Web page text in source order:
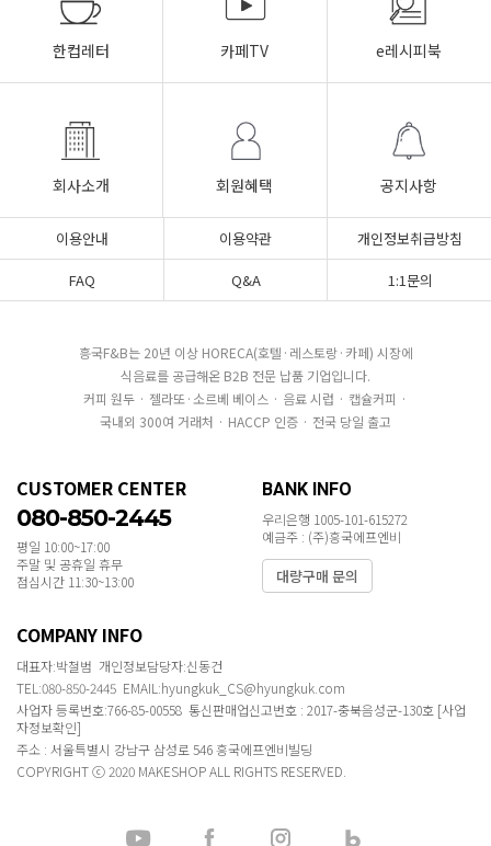
한컵레터 카페TV e레시피북
회사소개 회원혜택 공지사항
이용안내 이용약관
개인정보취급방침
FAQ
Q&A 1:1문의
흥국F&B는 20년 이상 HORECA(호텔·레스토랑·카페) 시장에
식음료를 공급해온 B2B 전문 납품 기업입니다.
커피 원두 · 젤라또·소르베 베이스 · 음료 시럽 · 캡슐커피 ·
국내외 300여 거래처 · HACCP 인증 · 전국 당일 출고
CUSTOMER CENTER
080-850-2445
평일 10:00~17:00
주말 및 공휴일 휴무
점심시간 11:30~13:00
BANK INFO
우리은행 1005-101-615272
예금주 : (주)흥국에프엔비
대량구매 문의
COMPANY INFO
대표자:박철범 개인정보담당자:신동건
TEL:080-850-2445 EMAIL:hyungkuk_CS@hyungkuk.com
사업자 등록번호:766-85-00558 통신판매업신고번호 : 2017-충북음성군-130호 [사업
자정보확인]
주소 : 서울특별시 강남구 삼성로 546 흥국에프엔비빌딩
COPYRIGHT ⓒ 2020 MAKESHOP ALL RIGHTS RESERVED.